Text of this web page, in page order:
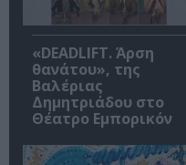
«DEADLIFT. Άρση
θανάτου», της
Βαλέριας
Δημητριάδου στο
Θέατρο Εμπορικόν